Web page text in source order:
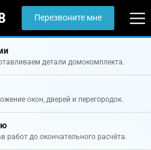
Перезвоните мне
детали домокомплекта.
окон, дверей и перегородок.
работ до окончательного расчёта.